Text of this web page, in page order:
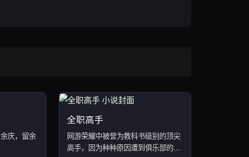
庆，留余
全职高手
网游荣耀中被誉为教科书级别的顶尖
高手，因为种种原因遭到俱乐部的驱